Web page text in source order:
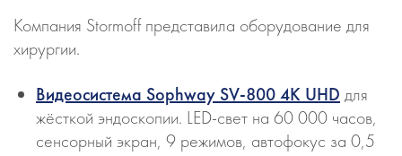
Компания Stormoff представила оборудование для
хирургии.
Видеосистема Sophway SV-800 4K UHD для
жёсткой эндоскопии. LED-свет на 60 000 часов,
сенсорный экран, 9 режимов, автофокус за 0,5